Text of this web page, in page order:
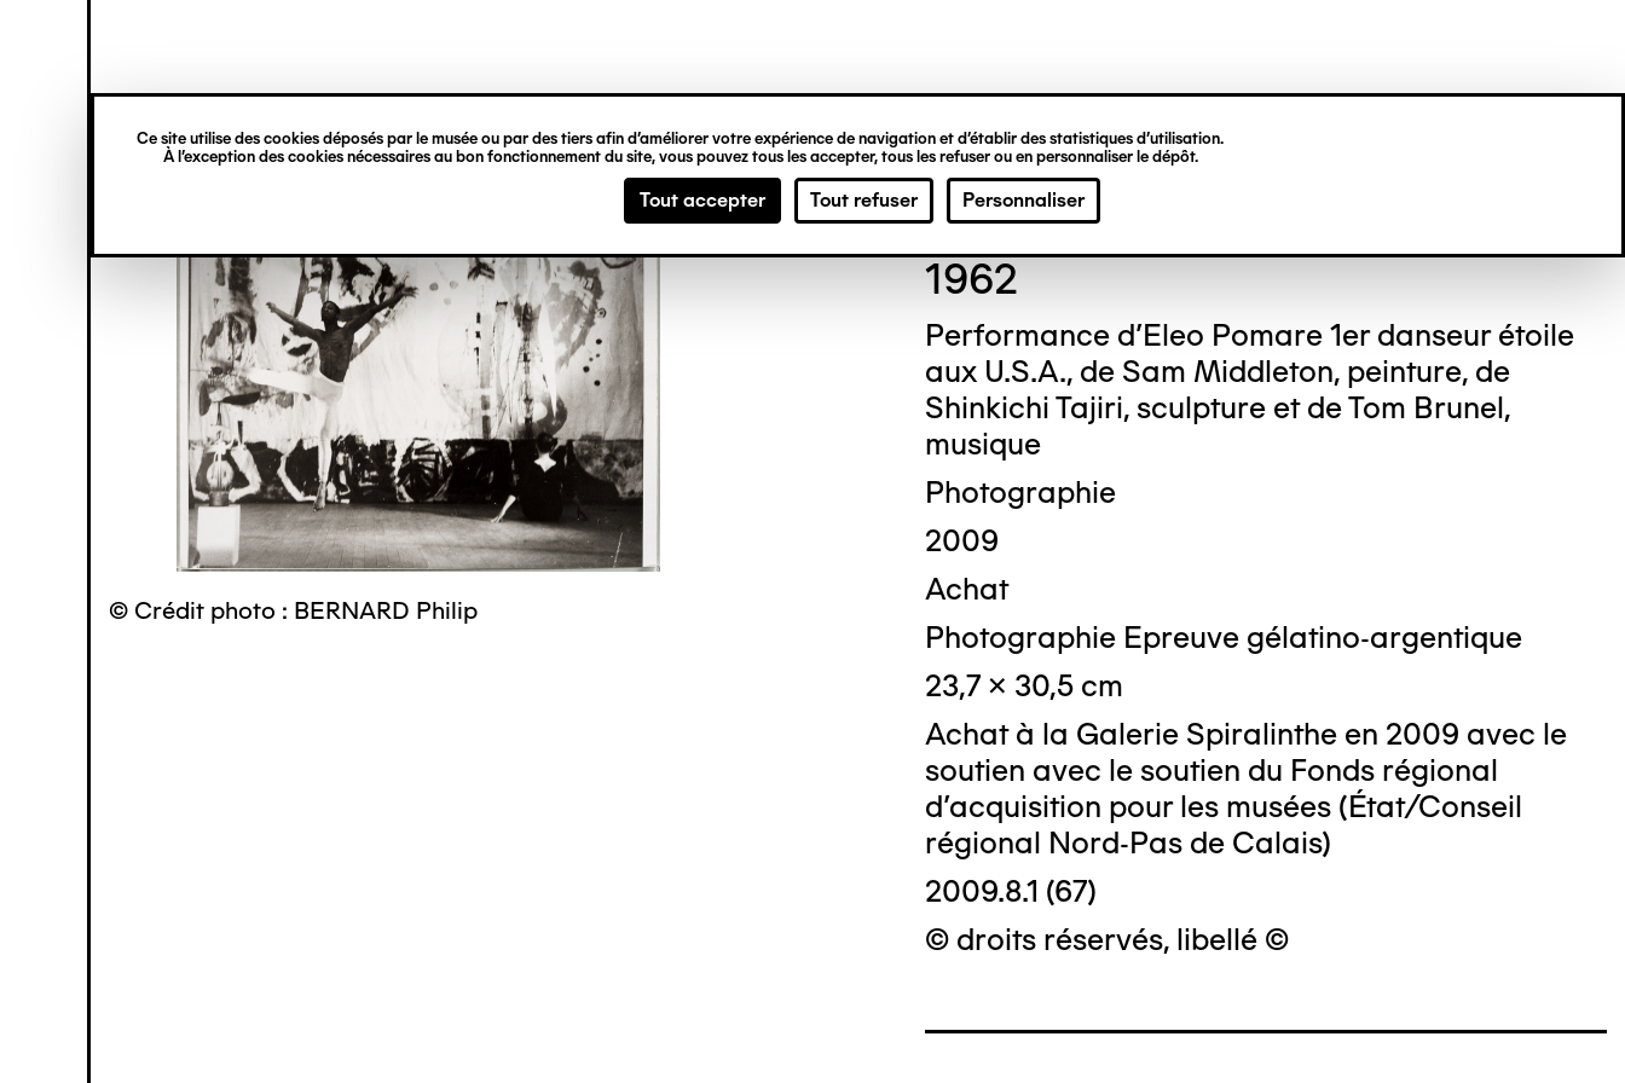
Ce site utilise des cookies déposés par le musée ou par des tiers afin d’améliorer votre expérience de navigation et d’établir des statistiques d’utilisation.
À l’exception des cookies nécessaires au bon fonctionnement du site, vous pouvez tous les accepter, tous les refuser ou en personnaliser le dépôt.
Tout accepter Tout refuser Personnaliser
principal
verticale
© Crédit photo : BERNARD Philip
Cor DEKKINGA
1962
Performance d'Eleo Pomare 1er danseur étoile
aux U.S.A., de Sam Middleton, peinture, de
Shinkichi Tajiri, sculpture et de Tom Brunel,
musique
Photographie
2009
Achat
Photographie Epreuve gélatino-argentique
23,7 x 30,5 cm
Achat à la Galerie Spiralinthe en 2009 avec le
soutien avec le soutien du Fonds régional
d'acquisition pour les musées (État/Conseil
régional Nord-Pas de Calais)
2009.8.1 (67)
© droits réservés, libellé ©